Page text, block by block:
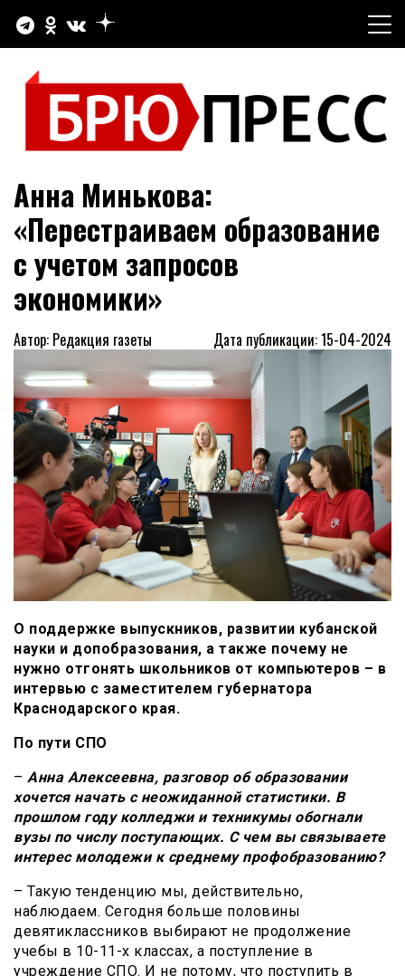
содержимому
БРЮПРЕСС
Официальный сайт газеты "Брюховецкие новости"
Анна Минькова:
«Перестраиваем образование
с учетом запросов
экономики»
Автор: Редакция газеты Дата публикации: 15-04-2024
О поддержке выпускников, развитии кубанской
науки и допобразования, а также почему не
нужно отгонять школьников от компьютеров – в
интервью с заместителем губернатора
Краснодарского края.
По пути СПО
– Анна Алексеевна, разговор об образовании
хочется начать с неожиданной статистики. В
прошлом году колледжи и техникумы обогнали
вузы по числу поступающих. С чем вы связываете
интерес молодежи к среднему профобразованию?
– Такую тенденцию мы, действительно,
наблюдаем. Сегодня больше половины
девятиклассников выбирают не продолжение
учебы в 10-11-х классах, а поступление в
учреждение СПО. И не потому, что поступить в